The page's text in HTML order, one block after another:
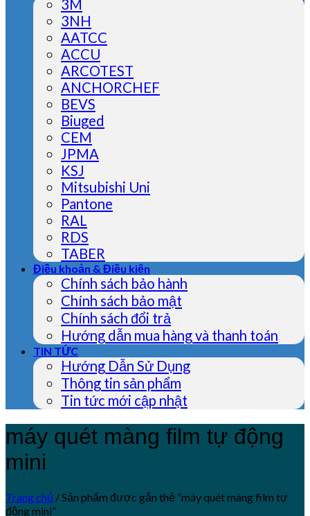
3M
3NH
AATCC
ACCU
ARCOTEST
ANCHORCHEF
BEVS
Biuged
CEM
JPMA
KSJ
Mitsubishi Uni
Pantone
RAL
RDS
TABER
Điều khoản & Điều kiện
Chính sách bảo hành
Chính sách bảo mật
Chính sách đổi trả
Hướng dẫn mua hàng và thanh toán
TIN TỨC
Hướng Dẫn Sử Dụng
Thông tin sản phẩm
Tin tức mới cập nhật
máy quét màng film tự động
mini
Trang chủ /Sản phẩm được gắn thẻ “máy quét màng film tự
động mini”